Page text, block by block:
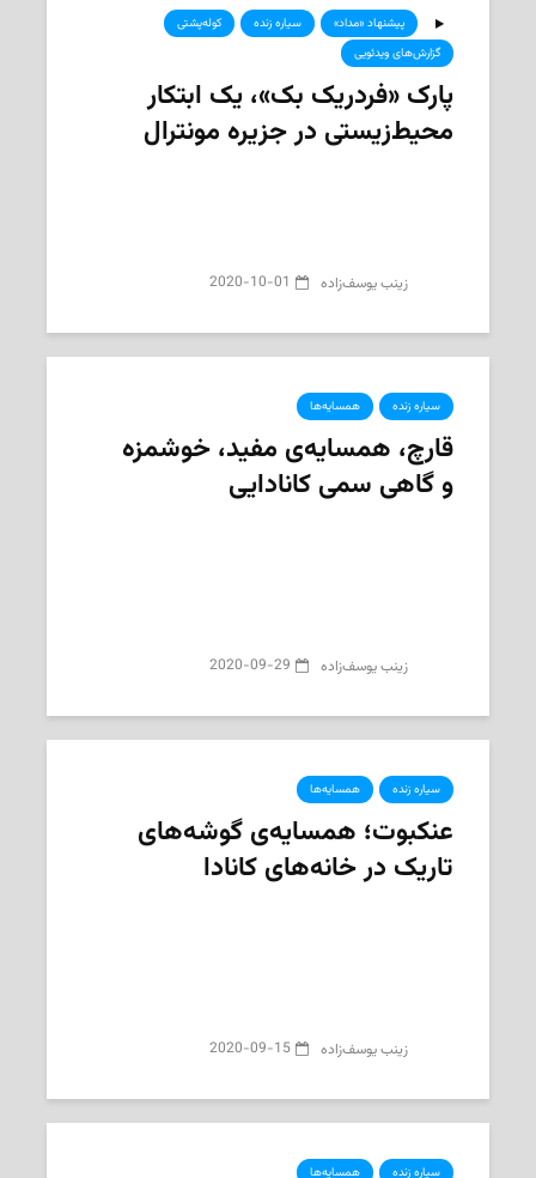
پیشنهاد «مداد» سیاره زنده
کوله‌پشتی
گزارش‌های ویدئویی
پارک «فردریک بک»، یک ابتکار
محیط‌زیستی در جزیره مونترال
‌ زینب یوسف‌زاده 2020-10-01
سیاره زنده همسایه‌ها
قارچ‌، همسایه‌ی مفید، خوشمزه
و گاهی سمی کانادایی
‌ زینب یوسف‌زاده 2020-09-29
سیاره زنده همسایه‌ها
عنکبوت؛ همسایه‌ی گوشه‌های
تاریک در خانه‌های کانادا
‌ زینب یوسف‌زاده 2020-09-15
سیاره زنده همسایه‌ها